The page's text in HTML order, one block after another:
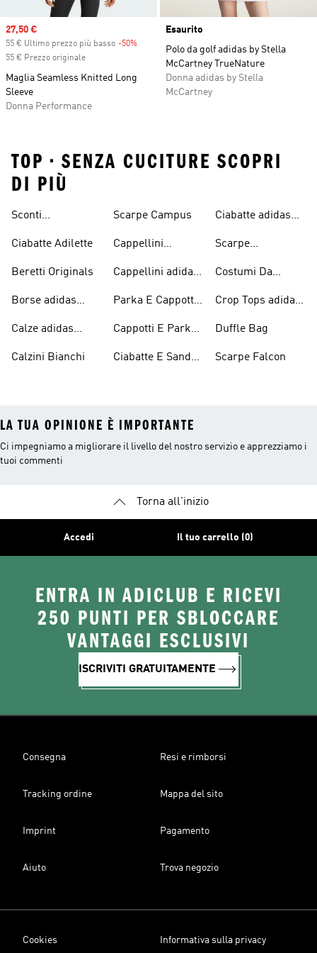
Sale price
27,50 €
55 € Ultimo prezzo più basso -50% Discount
55 € Prezzo originale
Maglia Seamless Knitted Long
Sleeve
Donna Performance
Esaurito
Polo da golf adidas by Stella
McCartney TrueNature
Donna adidas by Stella
McCartney
TOP • SENZA CUCITURE SCOPRI
DI PIÙ
Sconti
adidas Originals
Ciabatte Adilette
Beretti Originals
Borse adidas
Calze adidas
Calzini Bianchi
Scarpe Campus
Cappellini
Cappellini adidas
Parka E Cappotti
Cappotti E Parkas
Ciabatte E Sandali
Ciabatte adidas
Scarpe
Costumi Da
Crop Tops adidas
Duffle Bag
Scarpe Falcon
LA TUA OPINIONE È IMPORTANTE
Ci impegniamo a migliorare il livello del nostro servizio e apprezziamo i
tuoi commenti
Torna all'inizio
Accedi Il tuo carrello (0)
ENTRA IN ADICLUB E RICEVI
250 PUNTI PER SBLOCCARE
VANTAGGI ESCLUSIVI
ISCRIVITI GRATUITAMENTE
Consegna Resi e rimborsi
Tracking ordine Mappa del sito
Imprint Pagamento
Aiuto Trova negozio
Cookies Informativa sulla privacy